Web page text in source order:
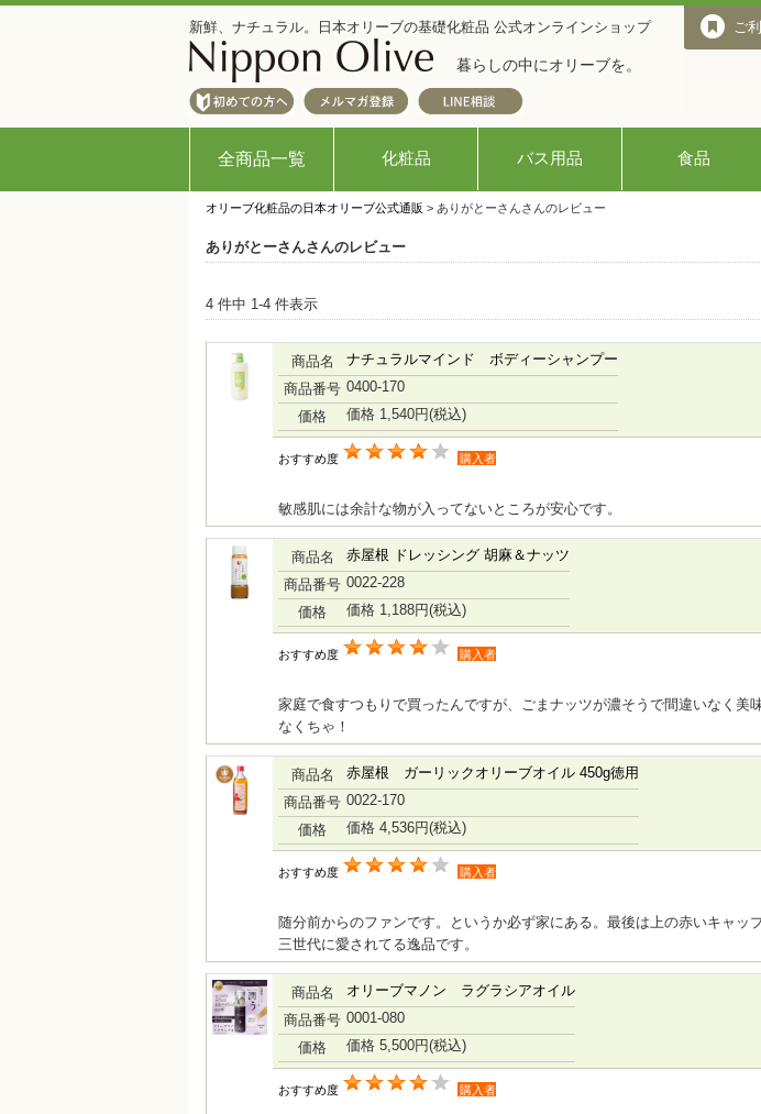
新鮮、ナチュラル。日本オリーブの基礎化粧品 公式オンラインショップ
暮らしの中にオリーブを。
ご
全商品一覧 化粧品 バス用品 食品
オリーブ化粧品の日本オリーブ公式通販 > ありがとーさんさんのレビュー
ありがとーさんさんのレビュー
4 件中 1-4 件表示
商品名
ナチュラルマインド ボディーシャンプー
商品番号 0400-170
価格
価格 1,540円(税込)
おすすめ度 購入者
敏感肌には余計な物が入ってないところが安心です。
商品名
赤屋根 ドレッシング 胡麻＆ナッツ
商品番号 0022-228
価格
価格 1,188円(税込)
おすすめ度 購入者
家庭で食すつもりで買ったんですが、ごまナッツが濃そうで間違いなく
なくちゃ！
商品名
赤屋根 ガーリックオリーブオイル 450g徳用
商品番号 0022-170
価格
価格 4,536円(税込)
おすすめ度 購入者
随分前からのファンです。というか必ず家にある。最後は上の赤いキャッ
三世代に愛されてる逸品です。
商品名
オリーブマノン ラグラシアオイル
商品番号 0001-080
価格
価格 5,500円(税込)
おすすめ度 購入者